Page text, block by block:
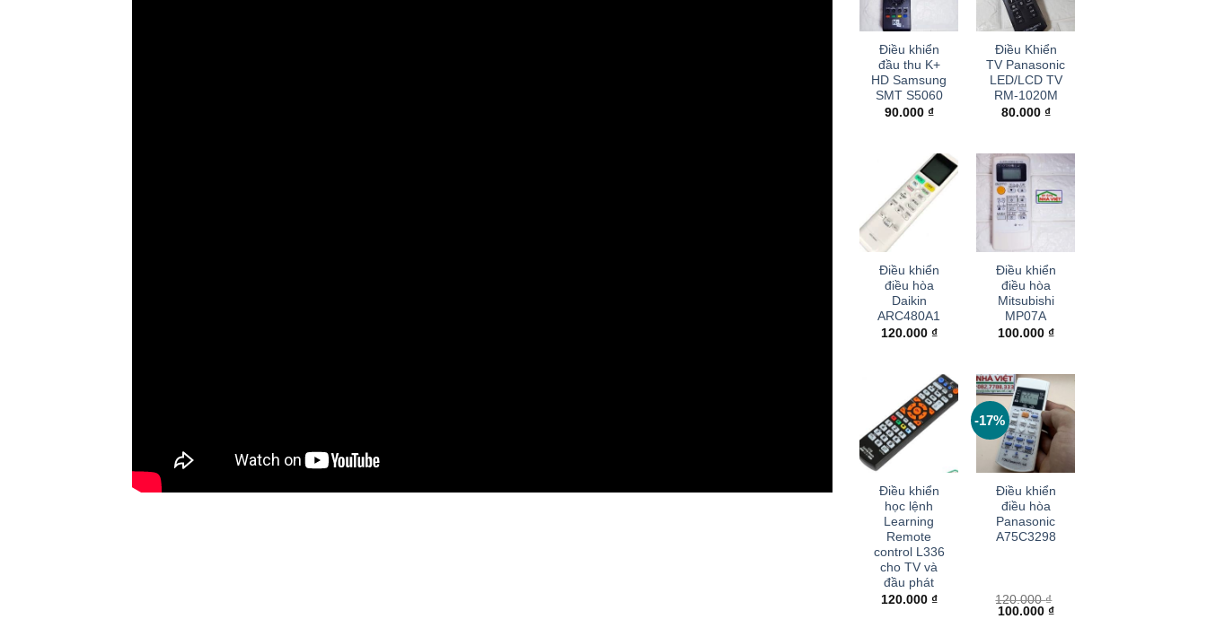
+
Điều khiển
đầu thu K+
HD Samsung
SMT S5060
90.000 ₫
Điều Khiển
TV Panasonic
LED/LCD TV
RM-1020M
80.000 ₫
Điều khiển
điều hòa
Daikin
ARC480A1
120.000 ₫
Điều khiển
điều hòa
Mitsubishi
MP07A
100.000 ₫
+
Điều khiển
học lệnh
Learning
Remote
control L336
cho TV và
đầu phát
120.000 ₫
-17%
+
Điều khiển
điều hòa
Panasonic
A75C3298
120.000₫
Giá
100.000 ₫Giá